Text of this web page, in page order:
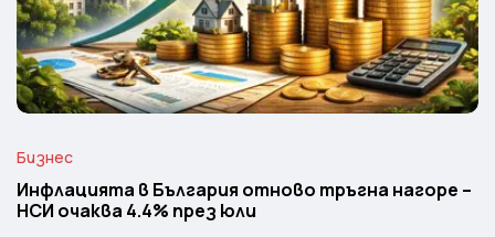
Бизнес
Инфлацията в България отново тръгна нагоре –
НСИ очаква 4.4% през юли